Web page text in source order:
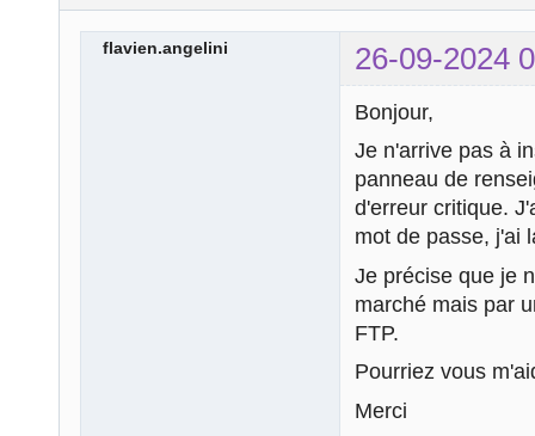
flavien.angelini 26-09-2024
Bonjour,
Je n'arrive pas à
panneau de
d'erreur critique.
mot de passe, j'ai
Je précise que je
marché mais par
FTP.
Pourriez vous
Merci